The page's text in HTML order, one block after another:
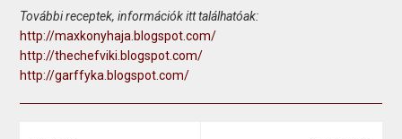
További receptek, információk itt találhatóak:
http://maxkonyhaja.blogspot.com/
http://thechefviki.blogspot.com/
http://garffyka.blogspot.com/